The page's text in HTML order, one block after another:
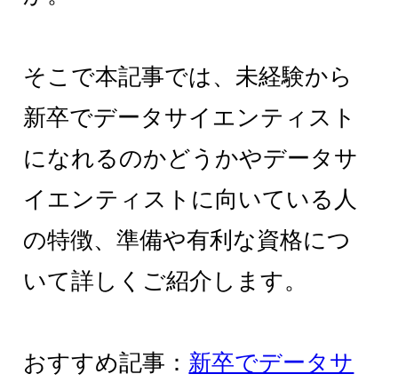
そこで本記事では、未経験から
新卒でデータサイエンティスト
になれるのかどうかやデータサ
イエンティストに向いている人
の特徴、準備や有利な資格につ
いて詳しくご紹介します。
おすすめ記事： 新卒でデータサ